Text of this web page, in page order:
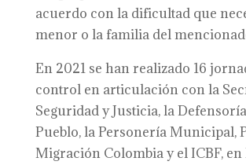
acuerdo con la dificultad que
menor o la familia del
En 2021 se han realizado 16
control en articulación con la
Seguridad y Justicia, la
Pueblo, la Personería Municipal,
Migración Colombia y el ICBF, en